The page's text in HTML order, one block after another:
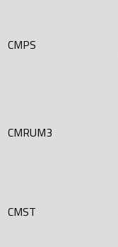
CMPS
CMRUM3
CMST